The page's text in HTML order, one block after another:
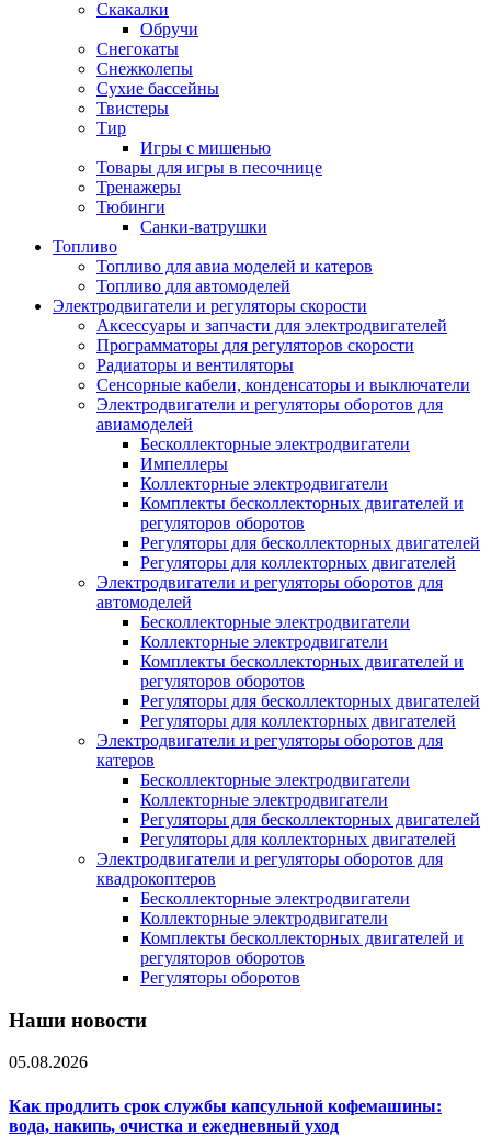
Скакалки
Обручи
Снегокаты
Снежколепы
Сухие бассейны
Твистеры
Тир
Игры с мишенью
Товары для игры в песочнице
Тренажеры
Тюбинги
Санки-ватрушки
Топливо
Топливо для авиа моделей и катеров
Топливо для автомоделей
Электродвигатели и регуляторы скорости
Аксессуары и запчасти для электродвигателей
Программаторы для регуляторов скорости
Радиаторы и вентиляторы
Сенсорные кабели, конденсаторы и выключатели
Электродвигатели и регуляторы оборотов для
авиамоделей
Бесколлекторные электродвигатели
Импеллеры
Коллекторные электродвигатели
Комплекты бесколлекторных двигателей и
регуляторов оборотов
Регуляторы для бесколлекторных двигателей
Регуляторы для коллекторных двигателей
Электродвигатели и регуляторы оборотов для
автомоделей
Бесколлекторные электродвигатели
Коллекторные электродвигатели
Комплекты бесколлекторных двигателей и
регуляторов оборотов
Регуляторы для бесколлекторных двигателей
Регуляторы для коллекторных двигателей
Электродвигатели и регуляторы оборотов для
катеров
Бесколлекторные электродвигатели
Коллекторные электродвигатели
Регуляторы для бесколлекторных двигателей
Регуляторы для коллекторных двигателей
Электродвигатели и регуляторы оборотов для
квадрокоптеров
Бесколлекторные электродвигатели
Коллекторные электродвигатели
Комплекты бесколлекторных двигателей и
регуляторов оборотов
Регуляторы оборотов
Наши новости
05.08.2026
Как продлить срок службы капсульной кофемашины:
вода, накипь, очистка и ежедневный уход